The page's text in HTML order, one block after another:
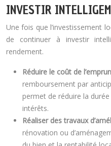
INVESTIR
Une fois que l’investissement
de continuer à investir
rendement.
Réduire le coût de
remboursement par
permet de réduire la
intérêts.
Réaliser des travaux
rénovation ou